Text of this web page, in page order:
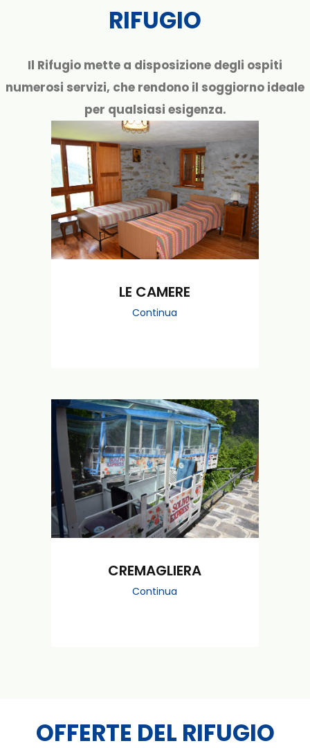
RIFUGIO
Il Rifugio mette a disposizione degli ospiti
numerosi servizi, che rendono il soggiorno ideale
per qualsiasi esigenza.
LE CAMERE
Continua
CREMAGLIERA
Continua
OFFERTE DEL RIFUGIO